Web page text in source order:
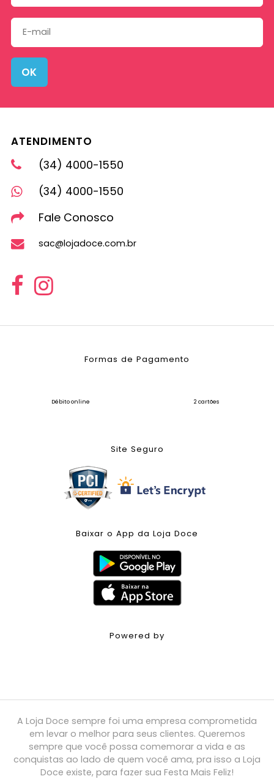
OK
ATENDIMENTO
(34) 4000-1550
(34) 4000-1550
Fale Conosco
sac@lojadoce.com.br
Formas de Pagamento
Débito online 2 cartões
Site Seguro
Baixar o App da Loja Doce
Powered by
A Loja Doce sempre foi uma empresa comprometida
em levar o melhor para seus clientes. Queremos
sempre que você possa comemorar a vida e as
conquistas ao lado de quem você ama, pra isso a Loja
Doce existe, para fazer sua Festa Mais Feliz!